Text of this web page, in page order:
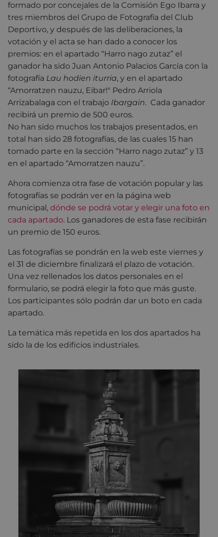
formado por concejales de la Comisión Ego Ibarra y
tres miembros del Grupo de Fotografía del Club
Deportivo, y después de las deliberaciones, la
votación y el acta se han dado a conocer los
premios: en el apartado “Harro nago zutaz” el
ganador ha sido Juan Antonio Palacios García con la
fotografía Lau hodien iturria, y en el apartado
“Amorratzen nauzu, Eibar!" Pedro Arriola
Arrizabalaga con el trabajo Ibargain. Cada ganador
recibirá un premio de 500 euros.
No han sido muchos los trabajos presentados, en
total han sido 28 fotografías, de las cuales 15 han
tomado parte en la sección “Harro nago zutaz” y 13
en el apartado “Amorratzen nauzu”.
Ahora comienza otra fase de votación popular y las
fotografías se podrán ver en la página web
municipal, dónde se podrá votar y elegir una foto en
cada apartado. Los ganadores de esta fase recibirán
un premio de 150 euros.
Las fotografías se pondrán en la web este viernes y
el 31 de diciembre finalizará el plazo de votación.
Una vez rellenados los datos personales en el
formulario, se podrá elegir la foto que más guste.
Los participantes sólo podrán dar un boto en cada
apartado.
La temática más repetida en los dos apartados ha
sido la de los edificios industriales.